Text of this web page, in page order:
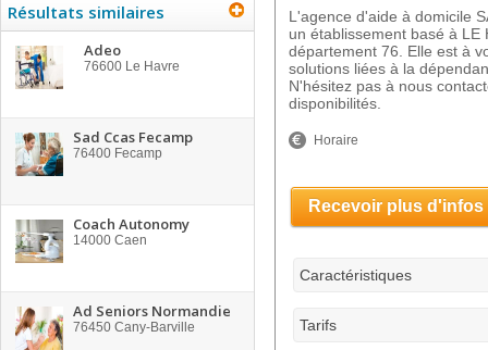
Résultats similaires
Adeo
76600 Le Havre
Sad Ccas Fecamp
76400 Fecamp
Coach Autonomy
14000 Caen
Ad Seniors Normandie
76450 Cany-Barville
L'agence d'aide à domicile
un établissement basé à LE
département 76. Elle est à
solutions liées à la
N'hésitez pas à nous
disponibilités.
Horaire
Recevoir plus d'infos
Caractéristiques
Tarifs